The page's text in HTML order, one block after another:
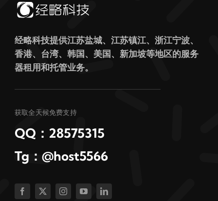
经略科技提供江苏盐城、江苏镇江、浙江宁波、
香港、台湾、韩国、美国、新加坡等地区的服务
器租用和托管业务。
获取全天候免费支持
QQ：28575315
Tg：@host5566